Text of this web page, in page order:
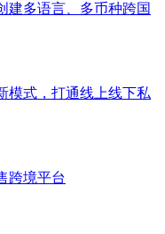
建多语言、多币种跨国
模式，打通线上线下私
跨境平台